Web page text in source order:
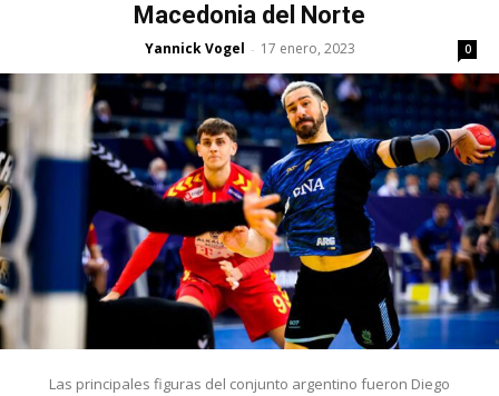
Macedonia del Norte
Yannick Vogel - 17 enero, 2023 0
Las principales figuras del conjunto argentino fueron Diego